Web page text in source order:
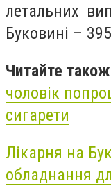
летальних
Буковині – 395
Читайте
чоловік
сигарети
Лікарня на
обладнання